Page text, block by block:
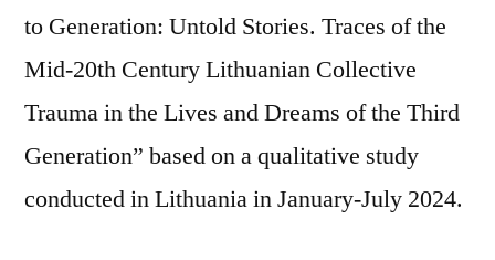
to Generation: Untold Stories. Traces of the
Mid-20th Century Lithuanian Collective
Trauma in the Lives and Dreams of the Third
Generation” based on a qualitative study
conducted in Lithuania in January-July 2024.